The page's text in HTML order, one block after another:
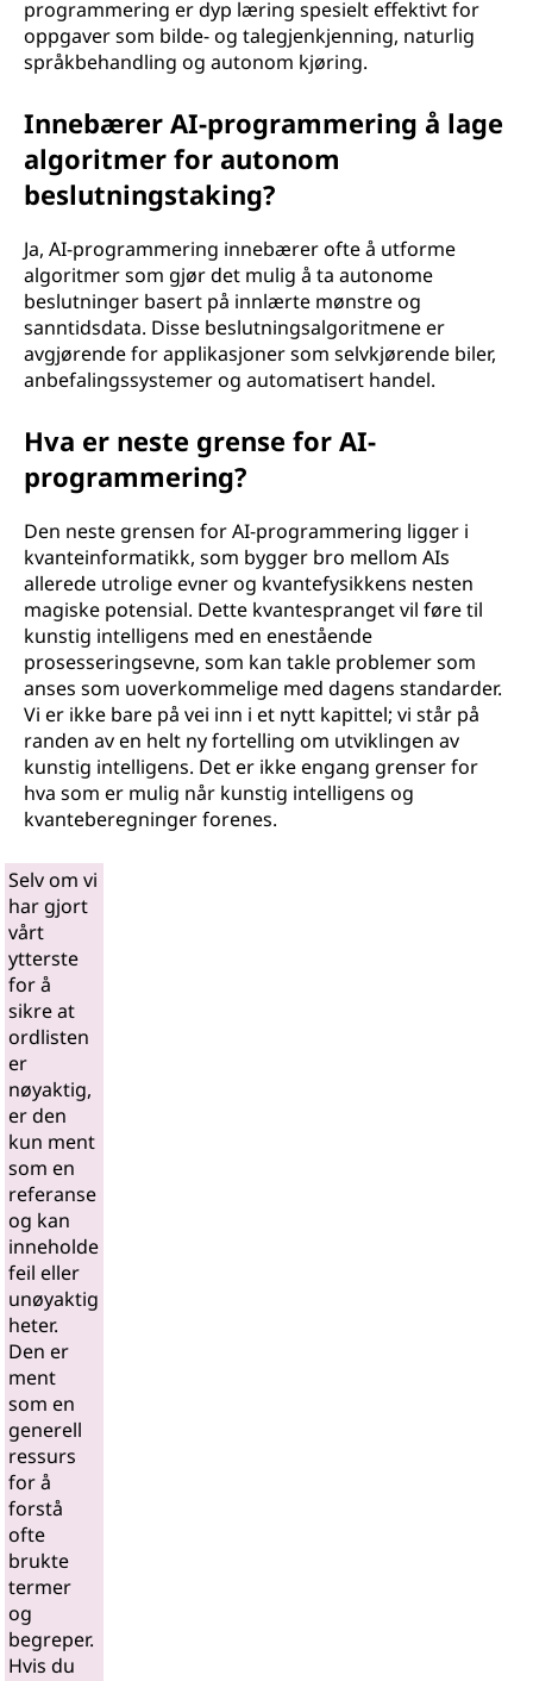
programmering er dyp læring spesielt effektivt for
oppgaver som bilde- og talegjenkjenning, naturlig
språkbehandling og autonom kjøring.
Innebærer AI-programmering å lage
algoritmer for autonom
beslutningstaking?
Ja, AI-programmering innebærer ofte å utforme
algoritmer som gjør det mulig å ta autonome
beslutninger basert på innlærte mønstre og
sanntidsdata. Disse beslutningsalgoritmene er
avgjørende for applikasjoner som selvkjørende biler,
anbefalingssystemer og automatisert handel.
Hva er neste grense for AI-
programmering?
Den neste grensen for AI-programmering ligger i
kvanteinformatikk, som bygger bro mellom AIs
allerede utrolige evner og kvantefysikkens nesten
magiske potensial. Dette kvantespranget vil føre til
kunstig intelligens med en enestående
prosesseringsevne, som kan takle problemer som
anses som uoverkommelige med dagens standarder.
Vi er ikke bare på vei inn i et nytt kapittel; vi står på
randen av en helt ny fortelling om utviklingen av
kunstig intelligens. Det er ikke engang grenser for
hva som er mulig når kunstig intelligens og
kvanteberegninger forenes.
Selv om vi
har gjort
vårt
ytterste
for å
sikre at
ordlisten
er
nøyaktig,
er den
kun ment
som en
referanse
og kan
inneholde
feil eller
unøyaktig
heter.
Den er
ment
som en
generell
ressurs
for å
forstå
ofte
brukte
termer
og
begreper.
Hvis du